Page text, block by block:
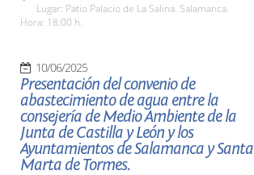
Lugar: Patio Palacio de La Salina. Salamanca.
Hora: 18:00 h.
10/06/2025
Presentación del convenio de
abastecimiento de agua entre la
consejería de Medio Ambiente de la
Junta de Castilla y León y los
Ayuntamientos de Salamanca y Santa
Marta de Tormes.